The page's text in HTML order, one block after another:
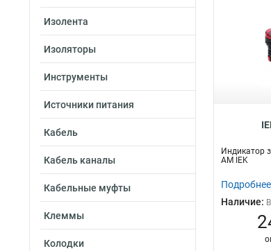
Изолента
Изоляторы
Инструменты
Источники питания
Кабель
Кабель каналы
Кабельные муфты
Клеммы
Колодки
Индикатор
AM IEK
Подробнее
Наличие: